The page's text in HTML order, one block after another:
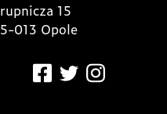
15
013 Opole